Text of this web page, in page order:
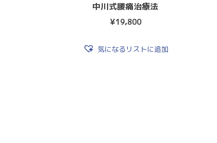
中川式腰痛治療法
¥19,800
気になるリストに追加